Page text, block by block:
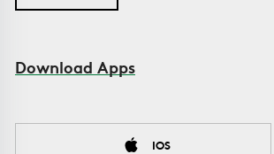
Download Apps
IOS